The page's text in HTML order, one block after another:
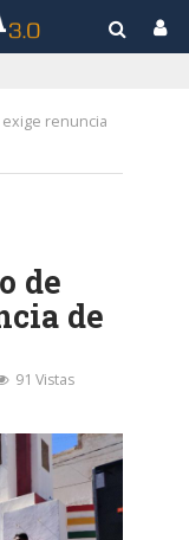
renuncia
de
de
91 Vistas